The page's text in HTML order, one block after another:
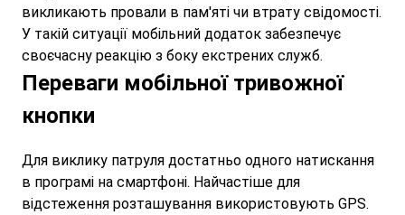
викликають провали в пам'яті чи втрату свідомості.
У такій ситуації мобільний додаток забезпечує
своєчасну реакцію з боку екстрених служб.
Переваги мобільної тривожної
кнопки
Для виклику патруля достатньо одного натискання
в програмі на смартфоні. Найчастіше для
відстеження розташування використовують GPS.